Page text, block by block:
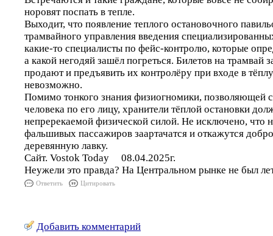
норовят поспать в тепле.
Выходит, что появление теплого остановочного
трамвайного управления введения
какие-то специалисты по фейс-контролю, которые
а какой негодяй зашёл погреться. Билетов на трамвай
продают и предъявить их контролёру при входе в
невозможно.
Помимо тонкого знания физиогномики, позволяющей
человека по его лицу, хранители тёплой остановки
непререкаемой физической силой. Не исключено, что
фальшивых пассажиров заартачатся и откажутся
деревянную лавку.
Сайт. Vostok Today 08.04.2025г.
Неужели это правда? На Центральном рынке не был
Ответить Цитировать
Добавить комментарий